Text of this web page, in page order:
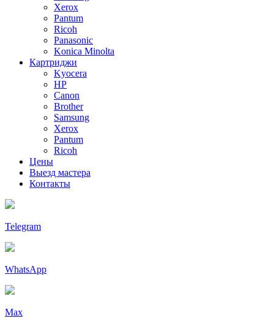
Xerox
Pantum
Ricoh
Panasonic
Konica Minolta
Картриджи
Kyocera
HP
Canon
Brother
Samsung
Xerox
Pantum
Ricoh
Цены
Выезд мастера
Контакты
Telegram
WhatsApp
Max